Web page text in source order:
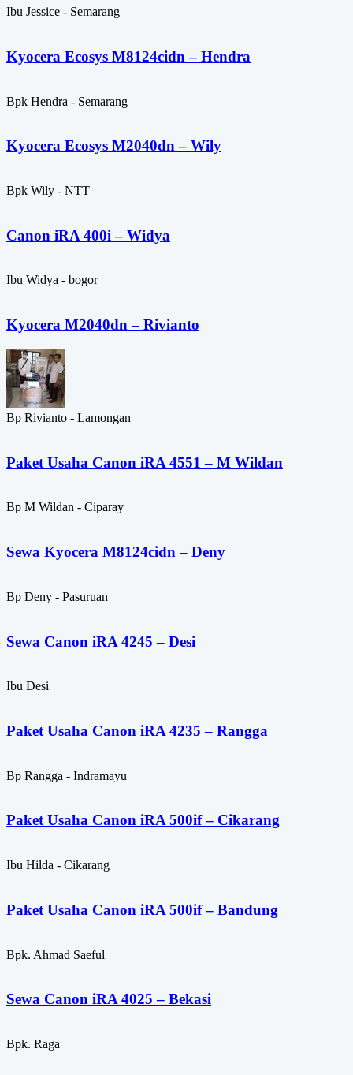
Ibu Jessice - Semarang
Kyocera Ecosys M8124cidn – Hendra
Bpk Hendra - Semarang
Kyocera Ecosys M2040dn – Wily
Bpk Wily - NTT
Canon iRA 400i – Widya
Ibu Widya - bogor
Kyocera M2040dn – Rivianto
Bp Rivianto - Lamongan
Paket Usaha Canon iRA 4551 – M Wildan
Bp M Wildan - Ciparay
Sewa Kyocera M8124cidn – Deny
Bp Deny - Pasuruan
Sewa Canon iRA 4245 – Desi
Ibu Desi
Paket Usaha Canon iRA 4235 – Rangga
Bp Rangga - Indramayu
Paket Usaha Canon iRA 500if – Cikarang
Ibu Hilda - Cikarang
Paket Usaha Canon iRA 500if – Bandung
Bpk. Ahmad Saeful
Sewa Canon iRA 4025 – Bekasi
Bpk. Raga